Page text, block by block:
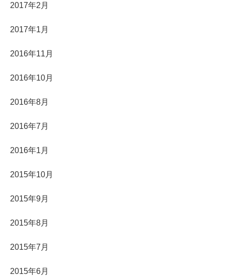
2017年2月
2017年1月
2016年11月
2016年10月
2016年8月
2016年7月
2016年1月
2015年10月
2015年9月
2015年8月
2015年7月
2015年6月